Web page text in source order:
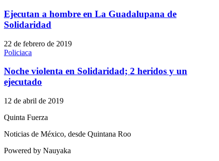
Ejecutan a hombre en La Guadalupana de
Solidaridad
22 de febrero de 2019
Policiaca
Noche violenta en Solidaridad; 2 heridos y un
ejecutado
12 de abril de 2019
Quinta Fuerza
Noticias de México, desde Quintana Roo
Powered by Nauyaka